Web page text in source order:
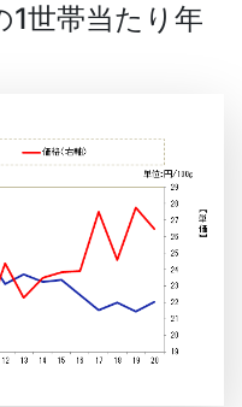
1世帯当たり年